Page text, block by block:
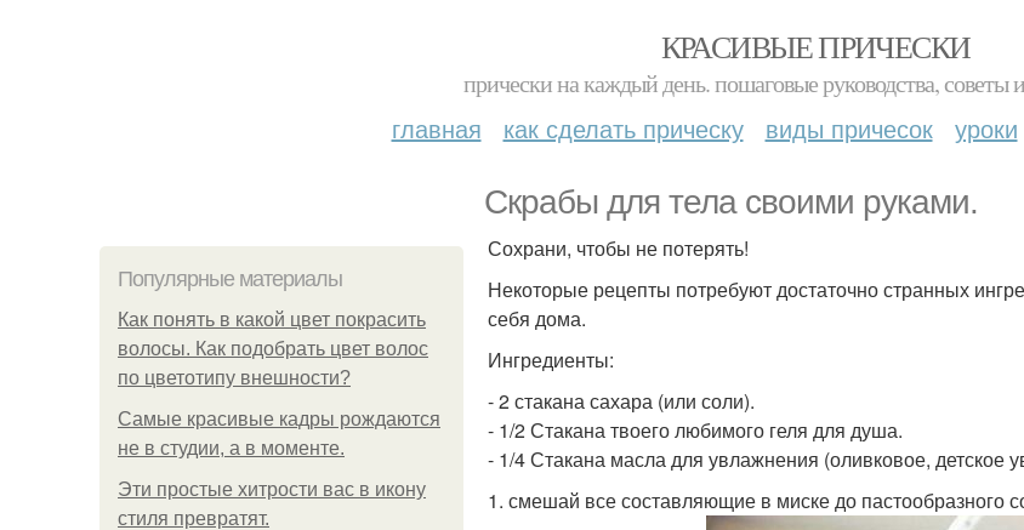
КРАСИВЫЕ ПРИЧЕСКИ
прически на каждый день. пошаговые руководства, советы
главная как сделать прическу виды причесок уроки
Скрабы для тела своими руками.
Популярные материалы
Как понять в какой цвет покрасить
волосы. Как подобрать цвет волос
по цветотипу внешности?
Самые красивые кадры рождаются
не в студии, а в моменте.
Эти простые хитрости вас в икону
стиля превратят.
Сохрани, чтобы не потерять!
Некоторые рецепты потребуют достаточно странных
себя дома.
Ингредиенты:
- 2 стакана сахара (или соли).
- 1/2 Стакана твоего любимого геля для душа.
- 1/4 Стакана масла для увлажнения (оливковое,
1. смешай все составляющие в миске до пастообразного